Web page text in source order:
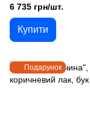
6 735 грн/шт.
Купити
Подарунок